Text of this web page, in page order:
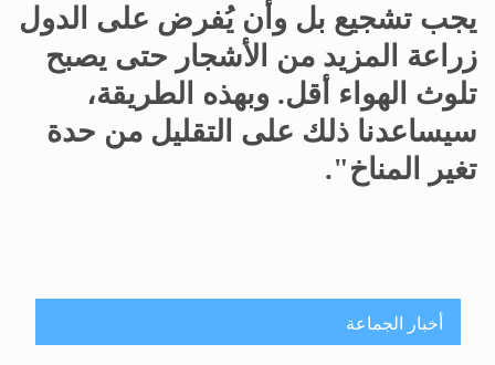
يجب تشجيع بل وأن يُفرض على الدول
زراعة المزيد من الأشجار حتى يصبح
تلوث الهواء أقل. وبهذه الطريقة،
سيساعدنا ذلك على التقليل من حدة
تغير المناخ."
أخبار الجماعة